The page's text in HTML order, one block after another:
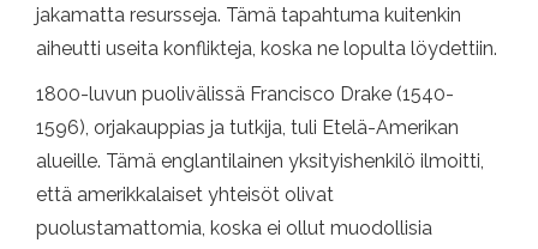
jakamatta resursseja. Tämä tapahtuma kuitenkin
aiheutti useita konflikteja, koska ne lopulta löydettiin.
1800-luvun puolivälissä Francisco Drake (1540-
1596), orjakauppias ja tutkija, tuli Etelä-Amerikan
alueille. Tämä englantilainen yksityishenkilö ilmoitti,
että amerikkalaiset yhteisöt olivat
puolustamattomia, koska ei ollut muodollisia